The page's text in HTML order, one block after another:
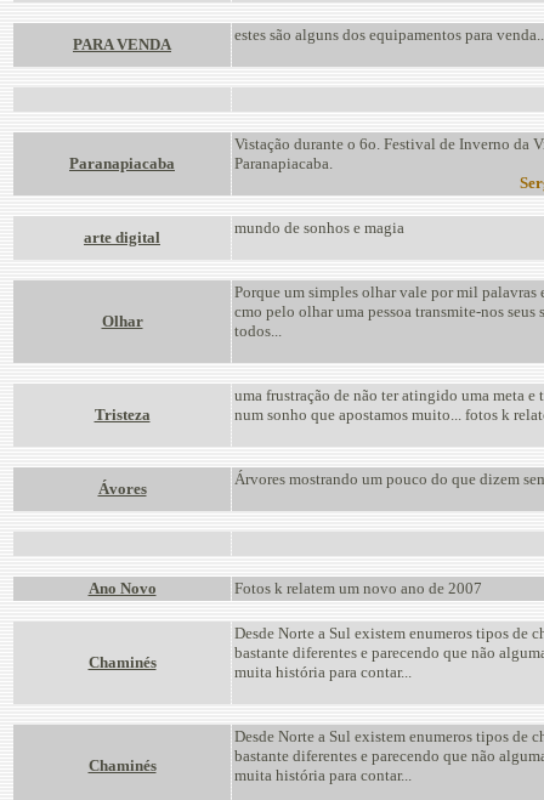
PARA VENDA
estes são alguns dos equipamentos para
Paranapiacaba
Vistação durante o 6o. Festival de Inverno da
Paranapiacaba.
arte digital
mundo de sonhos e magia
Olhar
Porque um simples olhar vale por mil palavras
cmo pelo olhar uma pessoa transmite-nos seus
todos...
Tristeza
uma frustração de não ter atingido uma meta e
num sonho que apostamos muito... fotos k
Ávores
Árvores mostrando um pouco do que dizem
Ano Novo Fotos k relatem um novo ano de 2007
Chaminés
Desde Norte a Sul existem enumeros tipos de
bastante diferentes e parecendo que não
muita história para contar...
Chaminés
Desde Norte a Sul existem enumeros tipos de
bastante diferentes e parecendo que não
muita história para contar...